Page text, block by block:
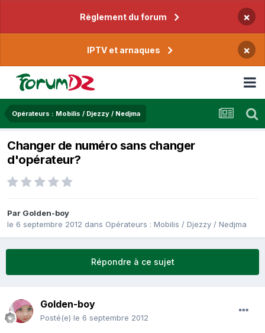
Règlement du forum ×
IPTV et arnaques ×
Opérateurs : Mobilis / Djezzy / Nedjma
Changer de numéro sans changer
d'opérateur?
Par Golden-boy
le 6 septembre 2012 dans Opérateurs : Mobilis / Djezzy / Nedjma
Répondre à ce sujet
Golden-boy
Posté(e) le 6 septembre 2012